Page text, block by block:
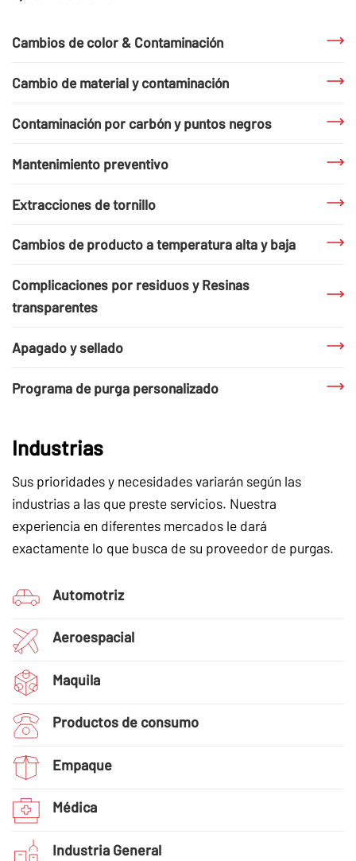
Cambios de color & Contaminación
Cambio de material y contaminación
Contaminación por carbón y puntos negros
Mantenimiento preventivo
Extracciones de tornillo
Cambios de producto a temperatura alta y baja
Complicaciones por residuos y Resinas
transparentes
Apagado y sellado
Programa de purga personalizado
Industrias
Sus prioridades y necesidades variarán según las
industrias a las que preste servicios. Nuestra
experiencia en diferentes mercados le dará
exactamente lo que busca de su proveedor de purgas.
Automotriz
Aeroespacial
Maquila
Productos de consumo
Empaque
Médica
Industria General